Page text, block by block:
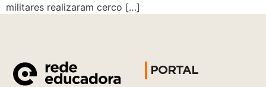
militares realizaram cerco […]
PORTAL